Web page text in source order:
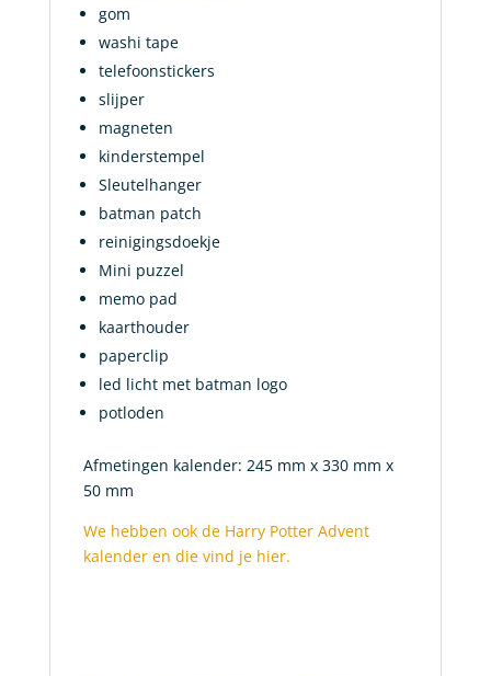
gom
washi tape
telefoonstickers
slijper
magneten
kinderstempel
Sleutelhanger
batman patch
reinigingsdoekje
Mini puzzel
memo pad
kaarthouder
paperclip
led licht met batman logo
potloden
Afmetingen kalender: 245 mm x 330 mm x
50 mm
We hebben ook de Harry Potter Advent
kalender en die vind je hier.